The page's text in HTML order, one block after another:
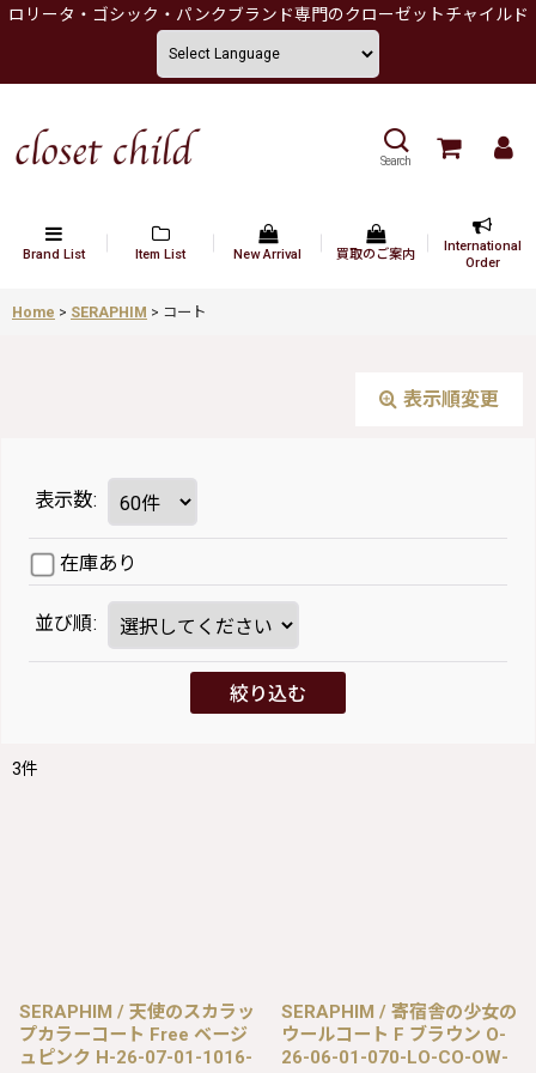
ロリータ・ゴシック・パンクブランド専門のクローゼットチャイルド
Search
Brand List Item List New Arrival 買取のご案内
International
Order
Home > SERAPHIM > コート
表示順変更
表示数:
在庫あり
並び順:
絞り込む
3件
SERAPHIM / 天使のスカラッ
プカラーコート Free ベージ
ュピンク H-26-07-01-1016-
SERAPHIM / 寄宿舎の少女の
ウールコート F ブラウン O-
26-06-01-070-LO-CO-OW-